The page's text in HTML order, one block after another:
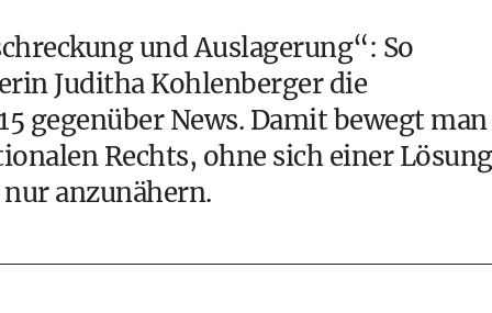
und Auslagerung“: So
Juditha Kohlenberger die
gegenüber News. Damit bewegt man
Rechts, ohne sich einer Lösung
anzunähern.